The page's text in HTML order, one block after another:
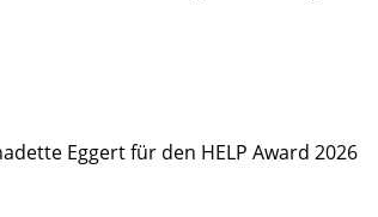
Eggert für den HELP Award 2026